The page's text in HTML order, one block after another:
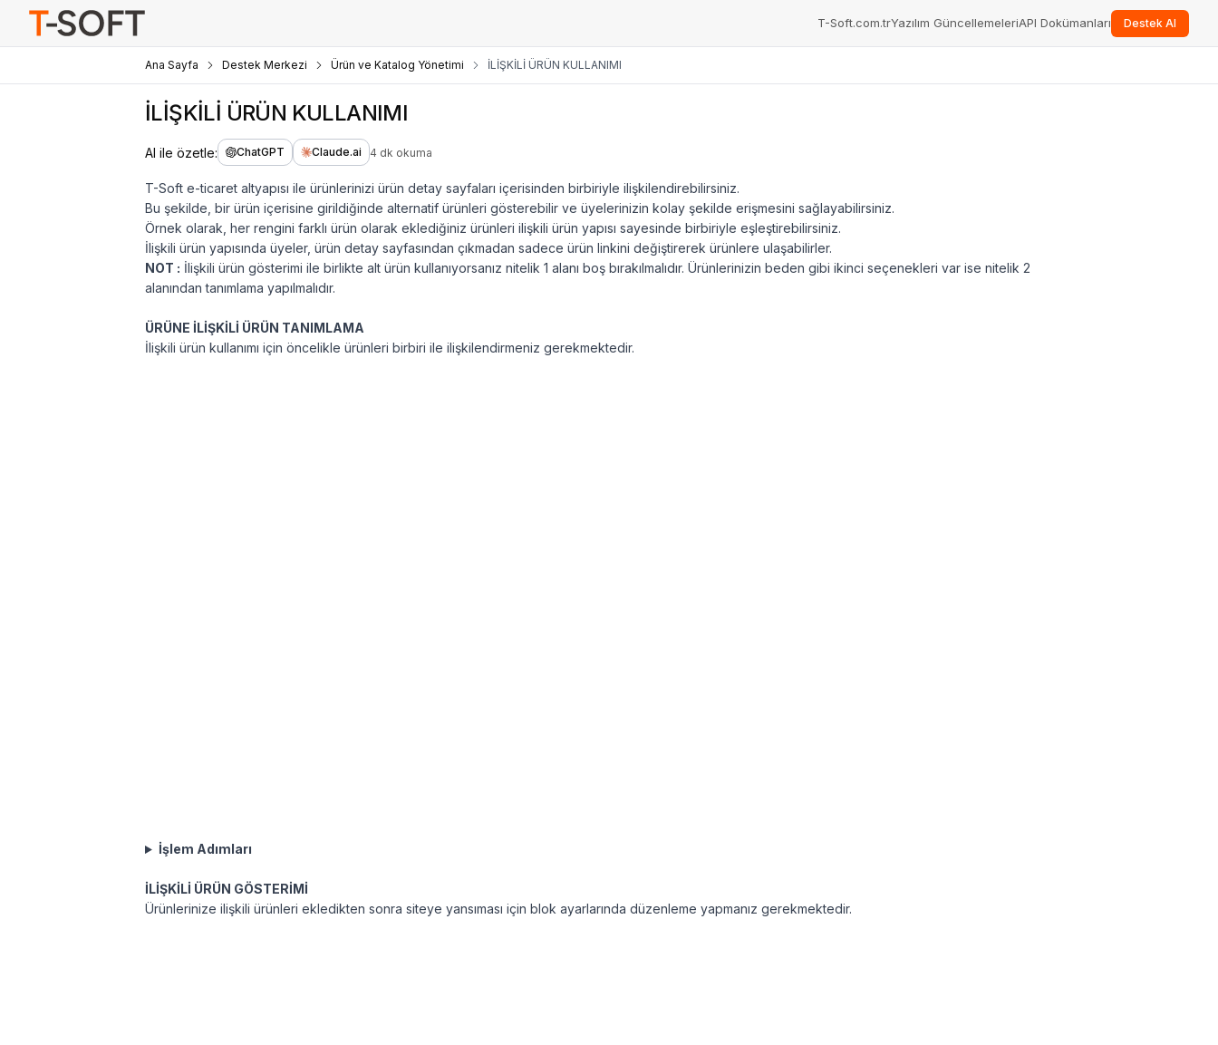
T-Soft.com.trYazılım GüncellemeleriAPI Dokümanları Destek Al
Ana Sayfa Destek Merkezi Ürün ve Katalog Yönetimi İLİŞKİLİ ÜRÜN KULLANIMI
İLİŞKİLİ ÜRÜN KULLANIMI
AI ile özetle: ChatGPT Claude.ai 4 dk okuma
T-Soft e-ticaret altyapısı ile ürünlerinizi ürün detay sayfaları içerisinden birbiriyle ilişkilendirebilirsiniz.
Bu şekilde, bir ürün içerisine girildiğinde alternatif ürünleri gösterebilir ve üyelerinizin kolay şekilde erişmesini sağlayabilirsiniz.
Örnek olarak, her rengini farklı ürün olarak eklediğiniz ürünleri ilişkili ürün yapısı sayesinde birbiriyle eşleştirebilirsiniz.
İlişkili ürün yapısında üyeler, ürün detay sayfasından çıkmadan sadece ürün linkini değiştirerek ürünlere ulaşabilirler.
NOT : İlişkili ürün gösterimi ile birlikte alt ürün kullanıyorsanız nitelik 1 alanı boş bırakılmalıdır. Ürünlerinizin beden gibi ikinci seçenekleri var ise nitelik 2
alanından tanımlama yapılmalıdır.
ÜRÜNE İLİŞKİLİ ÜRÜN TANIMLAMA
İlişkili ürün kullanımı için öncelikle ürünleri birbiri ile ilişkilendirmeniz gerekmektedir.
İşlem Adımları
İLİŞKİLİ ÜRÜN GÖSTERİMİ
Ürünlerinize ilişkili ürünleri ekledikten sonra siteye yansıması için blok ayarlarında düzenleme yapmanız gerekmektedir.